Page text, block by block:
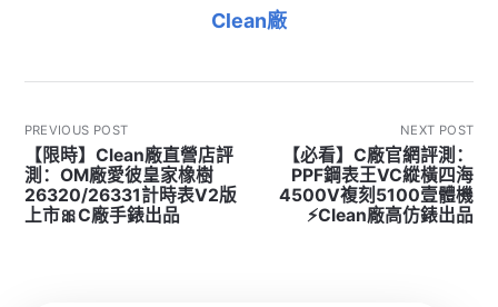
Clean廠
PREVIOUS POST
【限時】Clean廠直營店評
測：OM廠愛彼皇家橡樹
26320/26331計時表V2版
上市🎀C廠手錶出品
NEXT POST
【必看】C廠官網評測：
PPF鋼表王VC縱橫四海
4500V複刻5100壹體機
⚡Clean廠高仿錶出品